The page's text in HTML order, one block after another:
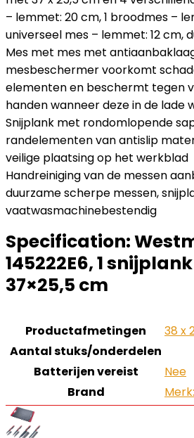
– lemmet: 20 cm, 1 broodmes –
universeel mes – lemmet: 12 cm,
Mes met mes met
mesbeschermer voorkomt
elementen en beschermt tegen
handen wanneer deze in de lade
Snijplank met rondomlopende
randelementen van antislip
veilige plaatsing op het werkblad
Handreiniging van de messen
duurzame scherpe messen,
vaatwasmachinebestendig
Specification:
145222E6, 1
37×25,5 cm
Productafmetingen
‎38 x
Aantal stuks/onderdelen
Batterijen vereist
‎Nee
Brand